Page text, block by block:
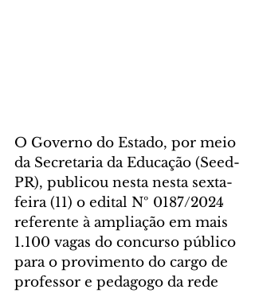
O Governo do Estado, por meio
da Secretaria da Educação (Seed-
PR), publicou nesta nesta sexta-
feira (11) o edital Nº 0187/2024
referente à ampliação em mais
1.100 vagas do concurso público
para o provimento do cargo de
professor e pedagogo da rede